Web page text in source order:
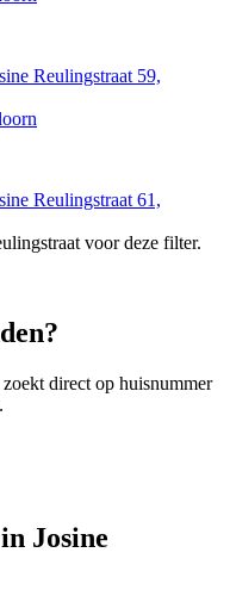
Reulingstraat 59,
Reulingstraat 61,
voor deze filter.
direct op huisnummer
Josine